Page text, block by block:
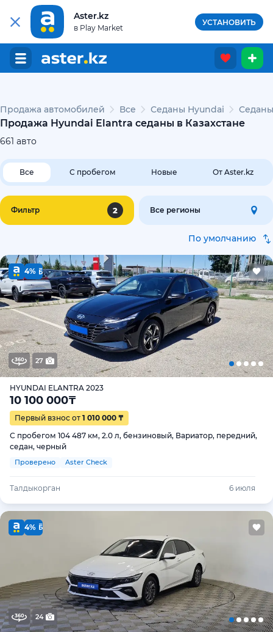
Aster.kz
в Play Market
УСТАНОВИТЬ
Продажа автомобилей Все Седаны Hyundai
Продажа Hyundai Elantra седаны в Казахстане
661 авто
Все С пробегом Новые От Aster.kz
Фильтр 2 Все регионы
По умолчанию
4%
27
HYUNDAI ELANTRA 2023
10 100 000₸
Первый взнос от 1 010 000 ₸
С пробегом 104 487 км, 2.0 л, бензиновый, Вариатор, передний,
седан, черный
Проверено Aster Check
Талдыкорган 6 июля
4%
24